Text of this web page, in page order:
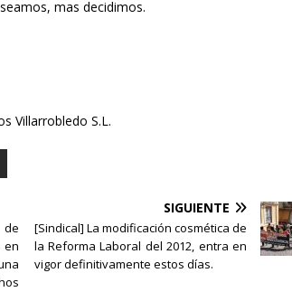
mas decidimos.
Villarrobledo S.L.
en
SIGUIENTE
[Sindical] La modificación cosmética de
la Reforma Laboral del 2012, entra en
vigor definitivamente estos días.